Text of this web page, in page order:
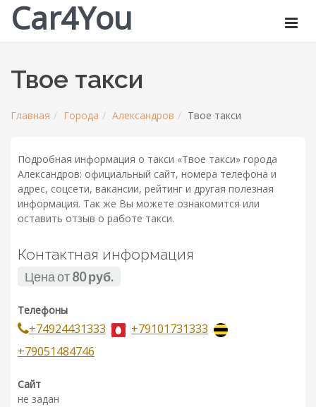
Car4You
Твое такси
Главная Города Александров Твое такси
Подробная информация о такси «Твое такси» города
Александров: официальный сайт, номера телефона и
адрес, соцсети, вакансии, рейтинг и другая полезная
информация. Так же Вы можете ознакомится или
оставить отзыв о работе такси.
Контактная информация
Цена от80 руб.
Телефоны
+74924431333
+79101731333
+79051484746
Сайт
не задан